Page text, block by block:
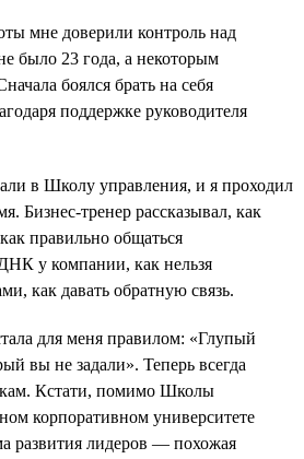
мне доверили контроль над
было 23 года, а некоторым
боялся брать на себя
поддержке руководителя
в Школу управления, и я проходил
Бизнес-тренер рассказывал, как
правильно общаться
у компании, как нельзя
как давать обратную связь.
для меня правилом: «Глупый
вы не задали». Теперь всегда
Кстати, помимо Школы
корпоративном университете
развития лидеров — похожая